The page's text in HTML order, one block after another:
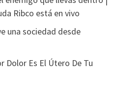
Ribco está en vivo
una sociedad desde
Dolor Es El Útero De Tu